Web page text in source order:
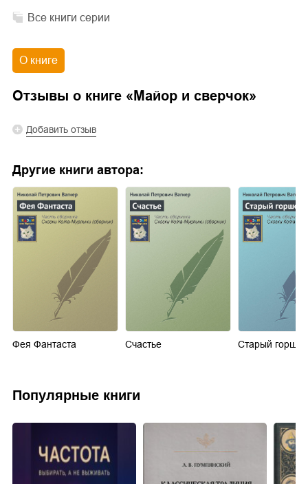
Все книги серии
О книге
Отзывы о книге «Майор и сверчок»
Добавить отзыв
Другие книги автора:
Фея Фантаста Счастье Старый горшок
Популярные книги